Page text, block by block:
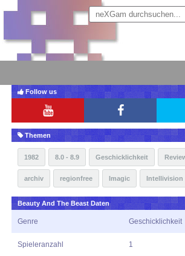
Follow us
Themen
1982 8.0 - 8.9 Geschicklichkeit
archiv regionfree Imagic Intellivision
Beauty And The Beast Daten
Genre Geschicklichkeit
Spieleranzahl 1